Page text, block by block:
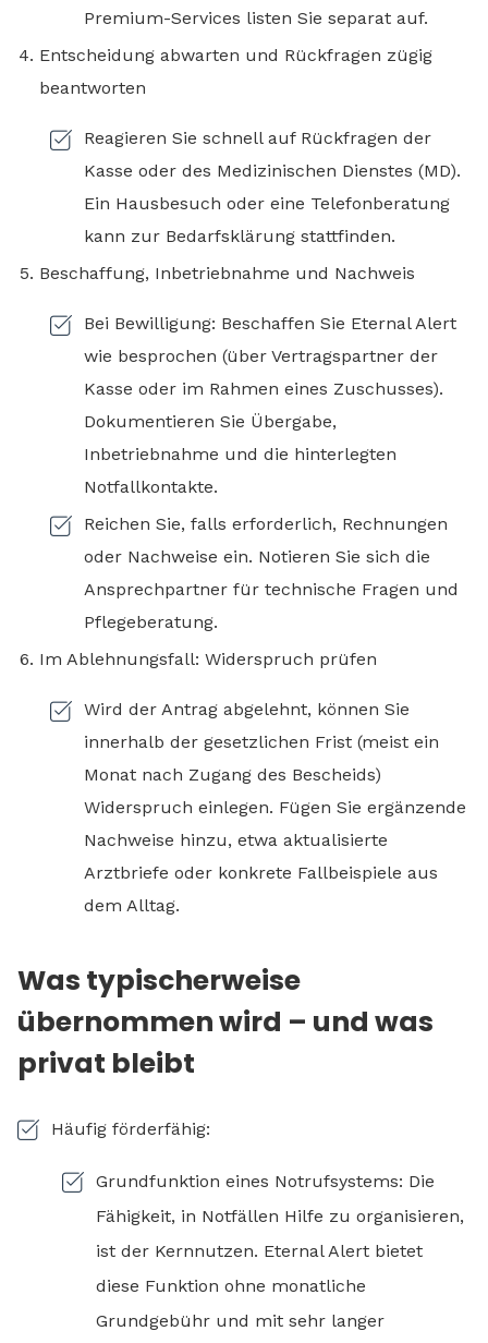
Premium-Services listen Sie separat auf.
Entscheidung abwarten und Rückfragen zügig
beantworten
Reagieren Sie schnell auf Rückfragen der
Kasse oder des Medizinischen Dienstes (MD).
Ein Hausbesuch oder eine Telefonberatung
kann zur Bedarfsklärung stattfinden.
Beschaffung, Inbetriebnahme und Nachweis
Bei Bewilligung: Beschaffen Sie Eternal Alert
wie besprochen (über Vertragspartner der
Kasse oder im Rahmen eines Zuschusses).
Dokumentieren Sie Übergabe,
Inbetriebnahme und die hinterlegten
Notfallkontakte.
Reichen Sie, falls erforderlich, Rechnungen
oder Nachweise ein. Notieren Sie sich die
Ansprechpartner für technische Fragen und
Pflegeberatung.
Im Ablehnungsfall: Widerspruch prüfen
Wird der Antrag abgelehnt, können Sie
innerhalb der gesetzlichen Frist (meist ein
Monat nach Zugang des Bescheids)
Widerspruch einlegen. Fügen Sie ergänzende
Nachweise hinzu, etwa aktualisierte
Arztbriefe oder konkrete Fallbeispiele aus
dem Alltag.
Was typischerweise
übernommen wird – und was
privat bleibt
Häufig förderfähig:
Grundfunktion eines Notrufsystems: Die
Fähigkeit, in Notfällen Hilfe zu organisieren,
ist der Kernnutzen. Eternal Alert bietet
diese Funktion ohne monatliche
Grundgebühr und mit sehr langer